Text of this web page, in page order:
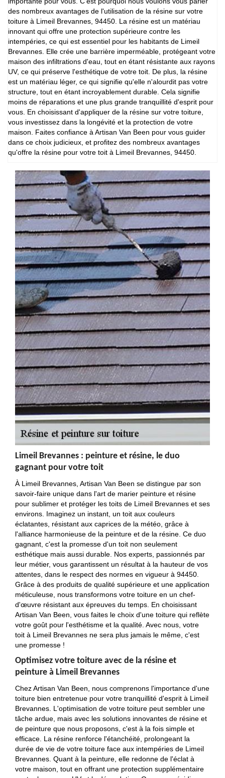
des nombreux avantages de l'utilisation de la résine sur votre
toiture à Limeil Brevannes, 94450. La résine est un matériau
innovant qui offre une protection supérieure contre les
intempéries, ce qui est essentiel pour les habitants de Limeil
Brevannes. Elle crée une barrière imperméable, protégeant votre
maison des infiltrations d'eau, tout en étant résistante aux rayons
UV, ce qui préserve l'esthétique de votre toit. De plus, la résine
est un matériau léger, ce qui signifie qu'elle n'alourdit pas votre
structure, tout en étant incroyablement durable. Cela signifie
moins de réparations et une plus grande tranquillité d'esprit pour
vous. En choisissant d'appliquer de la résine sur votre toiture,
vous investissez dans la longévité et la protection de votre
maison. Faites confiance à Artisan Van Been pour vous guider
dans ce choix judicieux, et profitez des nombreux avantages
qu'offre la résine pour votre toit à Limeil Brevannes, 94450.
Limeil Brevannes : peinture et résine, le duo
gagnant pour votre toit
À Limeil Brevannes, Artisan Van Been se distingue par son
savoir-faire unique dans l'art de marier peinture et résine
pour sublimer et protéger les toits de Limeil Brevannes et ses
environs. Imaginez un instant, un toit aux couleurs
éclatantes, résistant aux caprices de la météo, grâce à
l'alliance harmonieuse de la peinture et de la résine. Ce duo
gagnant, c'est la promesse d'un toit non seulement
esthétique mais aussi durable. Nos experts, passionnés par
leur métier, vous garantissent un résultat à la hauteur de vos
attentes, dans le respect des normes en vigueur à 94450.
Grâce à des produits de qualité supérieure et une application
méticuleuse, nous transformons votre toiture en un chef-
d'œuvre résistant aux épreuves du temps. En choisissant
Artisan Van Been, vous faites le choix d'une toiture qui reflète
votre goût pour l'esthétisme et la qualité. Avec nous, votre
toit à Limeil Brevannes ne sera plus jamais le même, c'est
une promesse !
Optimisez votre toiture avec de la résine et
peinture à Limeil Brevannes
Chez Artisan Van Been, nous comprenons l'importance d'une
toiture bien entretenue pour votre tranquillité d'esprit à Limeil
Brevannes. L'optimisation de votre toiture peut sembler une
tâche ardue, mais avec les solutions innovantes de résine et
de peinture que nous proposons, c'est à la fois simple et
efficace. La résine renforce l'étanchéité, prolongeant la
durée de vie de votre toiture face aux intempéries de Limeil
Brevannes. Quant à la peinture, elle redonne de l'éclat à
votre maison, tout en offrant une protection supplémentaire